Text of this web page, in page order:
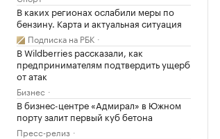
В каких регионах ослабили меры по
бензину. Карта и актуальная ситуация
Подписка на РБК
В Wildberries рассказали, как
предпринимателям подтвердить ущерб
от атак
Бизнес
В бизнес-центре «Адмирал» в Южном
порту залит первый куб бетона
Пресс-релиз